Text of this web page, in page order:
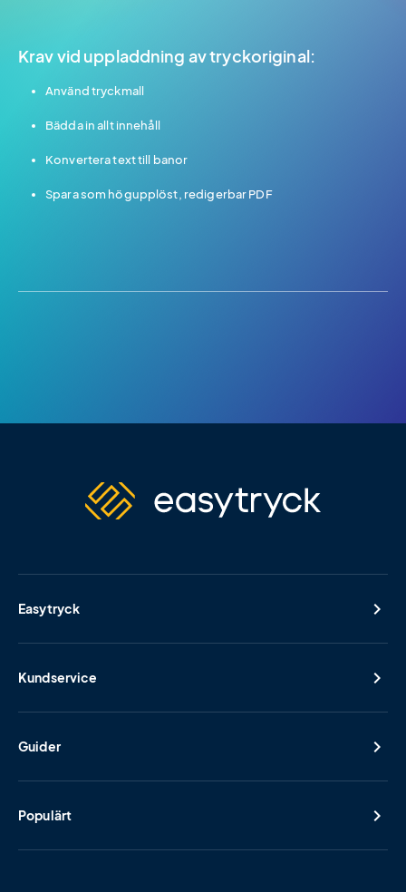
Krav vid uppladdning av tryckoriginal:
Använd tryckmall
Bädda in allt innehåll
Konvertera text till banor
Spara som högupplöst, redigerbar PDF
Easytryck
Kundservice
Guider
Populärt